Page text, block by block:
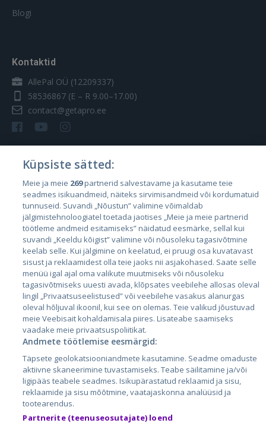
Blogi
Kontaktid
AllePal OÜ (12209337)
58536867 (E – R 9.00–17.00)
contact@getapro.ee
Riigid
Eesti
Läti
Leedu
City24.lv
City24.ee
GetaPro.lv
GetaPro.ee
Skelbiu.lt
Autoplius.lt
CVbankas.lt
Kainos.lt
Paslaugos.lt
auto24.ee
Osta.ee
Küpsiste sätted:
Meie ja meie 269partnerid salvestavame ja kasutame teie
seadmes isikuandmeid, näiteks sirvimisandmeid või kordumatuid
tunnuseid. Suvandi „Nõustun” valimine võimaldab
jälgimistehnoloogiatel toetada jaotises „Meie ja meie partnerid
töötleme andmeid esitamiseks” näidatud eesmärke, sellal kui
suvandi „Keeldu kõigist” valimine või nõusoleku tagasivõtmine
keelab selle. Kui jälgimine on keelatud, ei pruugi osa kuvatavast
sisust ja reklaamidest olla teie jaoks nii asjakohased. Saate selle
menüü igal ajal oma valikute muutmiseks või nõusoleku
tagasivõtmiseks uuesti avada, klõpsates veebilehe allosas oleval
lingil „Privaatsuseelistused” või veebilehe vasakus alanurgas
oleval hõljuval ikoonil, kui see on olemas. Teie valikud jõustuvad
meie Veebisait kohaldamisala piires. Lisateabe saamiseks
vaadake meie privaatsuspoliitikat.
Andmete töötlemise eesmärgid:
Täpsete geolokatsiooniandmete kasutamine. Seadme omaduste
aktiivne skaneerimine tuvastamiseks. Teabe säilitamine ja/või
ligipääs teabele seadmes. Isikupärastatud reklaamid ja sisu,
reklaamide ja sisu mõõtmine, vaatajaskonna analüüsid ja
tootearendus.
Partnerite (teenuseosutajate) loend